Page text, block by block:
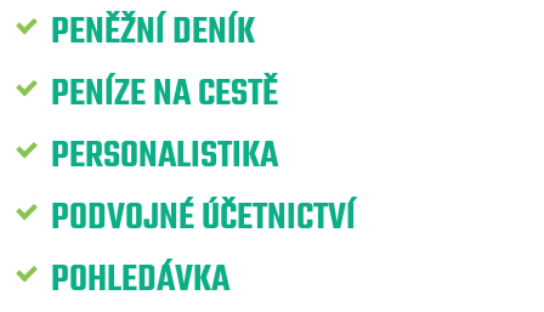
PENĚŽNÍ DENÍK
PENÍZE NA CESTĚ
PERSONALISTIKA
PODVOJNÉ ÚČETNICTVÍ
POHLEDÁVKA